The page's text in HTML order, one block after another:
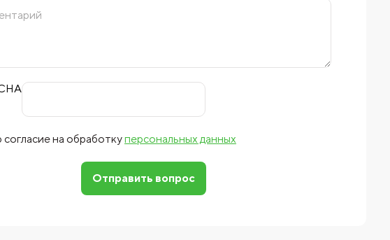
на обработкуперсональных данных
Отправить вопрос